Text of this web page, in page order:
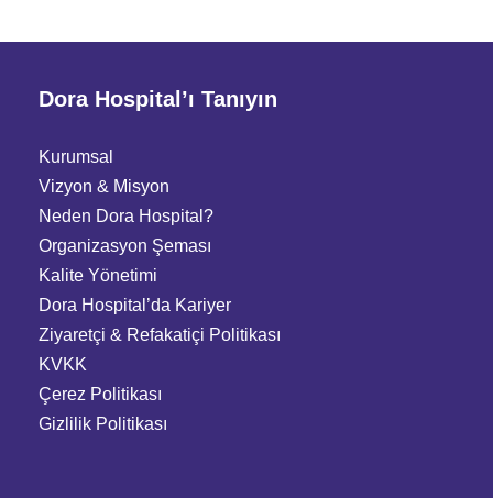
Dora Hospital’ı Tanıyın
Kurumsal
Vizyon & Misyon
Neden Dora Hospital?
Organizasyon Şeması
Kalite Yönetimi
Dora Hospital’da Kariyer
Ziyaretçi & Refakatiçi Politikası
KVKK
Çerez Politikası
Gizlilik Politikası